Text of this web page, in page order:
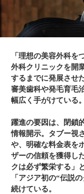
「理想の美容外科を
外科クリニックを開
するまでに発展させ
審美歯科や発毛育毛
幅広く手がけている。
躍進の要因は、閉鎖
情報開示。タブー視
や、明確な料金表を
ザーの信頼を獲得し
クは必ず繁栄する」
「アジア初の“伝説
続けている。